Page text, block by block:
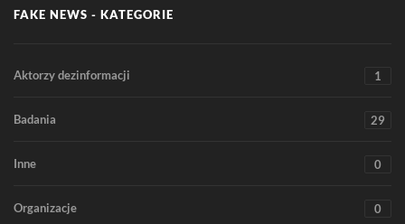
FAKE NEWS - KATEGORIE
Aktorzy dezinformacji 1
Badania 29
Inne 0
Organizacje 0